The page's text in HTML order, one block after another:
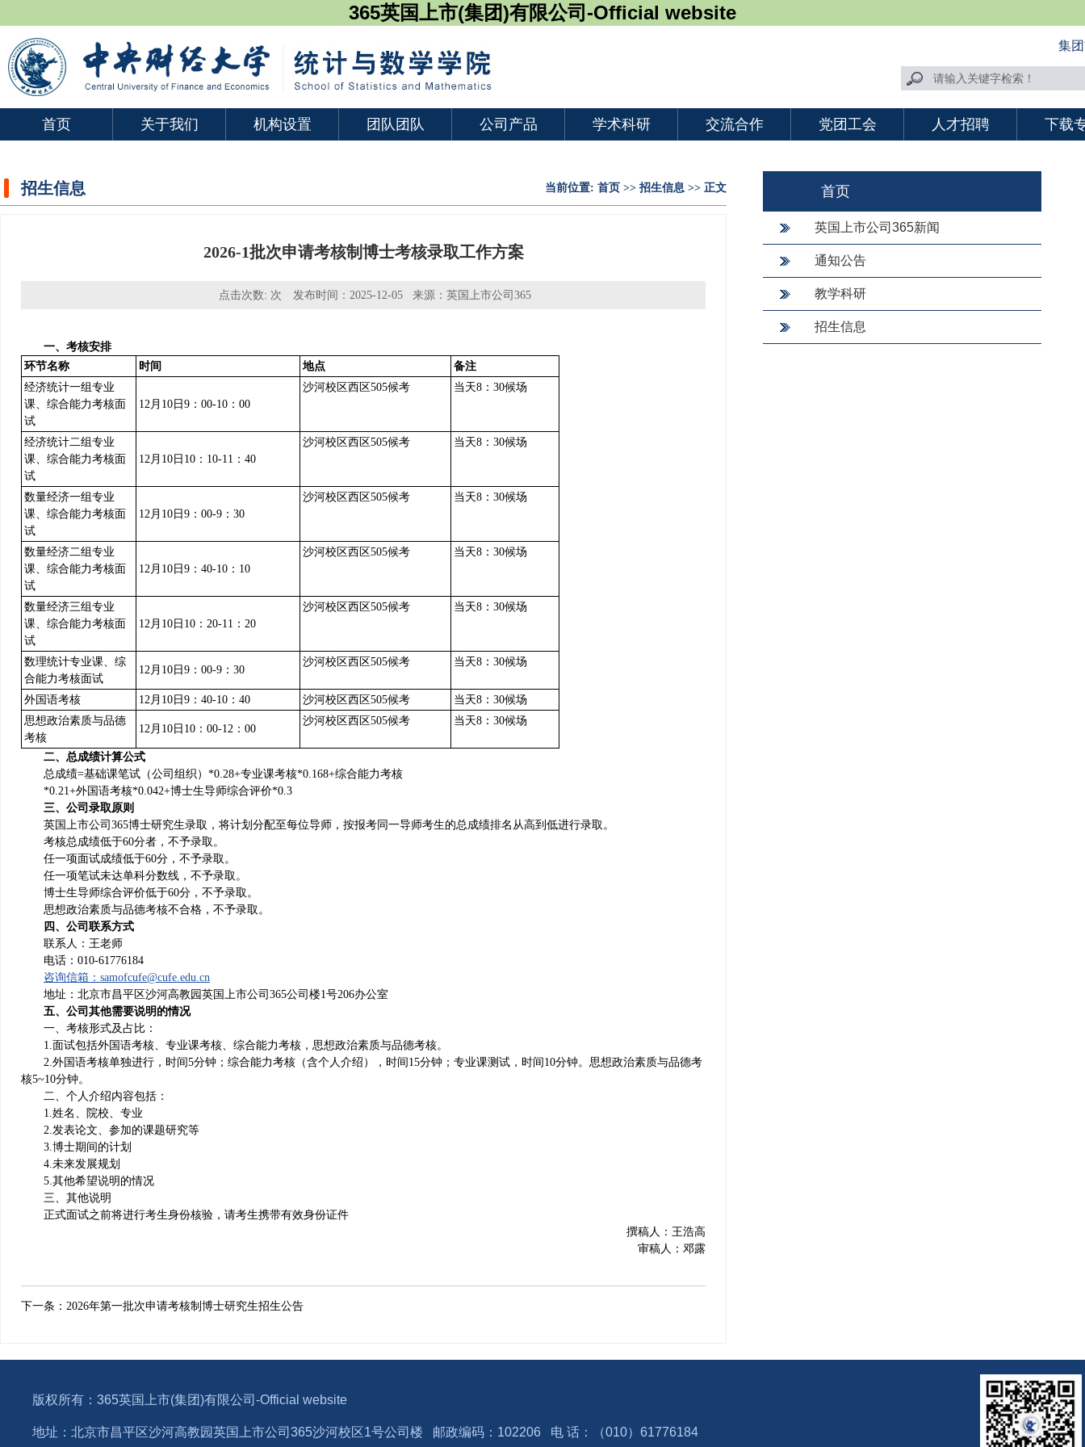
365英国上市(集团)有限公司-Official website
集
首页 关于我们 机构设置 团队团队 公司产品 学术科研 交流合作 党团工会 人才招聘 下载
当前位置: 首页 >> 招生信息 >> 正文
招生信息
2026-1批次申请考核制博士考核录取工作方案
点击次数: 次 发布时间：2025-12-05 来源：英国上市公司365
一、考核安排
环节名称
时间 地点
备注
经济统计一组 专业
课、综合能力考核面
试
12月10日9：00-10：00
沙河校区西区505候考 当天8：30候场
经济统计二组专业
课、综合能力考核面
试
12月10日10：10-11：40
沙河校区西区505候考 当天8：30候场
数量经济一组专业
课、综合能力考核面
试
12月10日9：00-9：30
沙河校区西区505候考 当天8：30候场
数量经济二组专业
课、综合能力考核面
试
12月10日9：40-10：10
沙河校区西区505候考 当天8：30候场
数量经济三组专业
课、综合能力考核面
试
12月10日10：20-11：20
沙河校区西区505候考 当天8：30候场
数理统计专业课、综
合能力考核面试
12月10日9：00-9：30
沙河校区西区505候考 当天8：30候场
外国语考核 12月10日9：40-10：40 沙河校区西区505候考
当天8：30候场
思想政治素质与品德
考核
12月10日10：00-12：00
沙河校区西区505候考 当天8：30候场
二、总成绩计算公式
总成绩=基础课笔试（公司组织）*0.28+专业课考核*0.168+综合能力考核
*0.21+外国语考核*0.042+博士生导师综合评价*0.3
三、公司录取原则
英国上市公司365博士研究生录取，将计划分配至每位导师，按报考同一导师考生的总成绩排名从高到低进行录取。
考核总成绩低于60分者，不予录取。
任一项面试成绩低于60分，不予录取。
任一项笔试未达单科分数线，不予录取。
博士生导师综合评价低于60分，不予录取。
思想政治素质与品德考核不合格，不予录取。
四、公司联系方式
联系人：王老师
电话：010-61776184
咨询信箱：samofcufe@cufe.edu.cn
地址：北京市昌平区沙河高教园英国上市公司365公司楼1号206办公室
五、公司其他需要说明的情况
一、考核形式及占比：
1.面试包括外国语考核、专业课考核、综合能力考核，思想政治素质与品德考核。
2.外国语考核单独进行，时间5分钟；综合能力考核（含个人介绍），时间15分钟；专业课测试，时间10分钟。思想政治素质与品德考
核5~10分钟。
二、个人介绍内容包括：
1.姓名、院校、专业
2.发表论文、参加的课题研究等
3.博士期间的计划
4.未来发展规划
5.其他希望说明的情况
三、其他说明
正式面试之前将进行考生身份核验，请考生携带有效身份证件
撰稿人：王浩高
审稿人：邓露
下一条： 2026年第一批次申请考核制博士研究生招生公告
首页
英国上市公司365新闻
通知公告
教学科研
招生信息
版权所有：365英国上市(集团)有限公司-Official website
地址：北京市昌平区沙河高教园英国上市公司365沙河校区1号公司楼 邮政编码：102206 电 话：（010）61776184